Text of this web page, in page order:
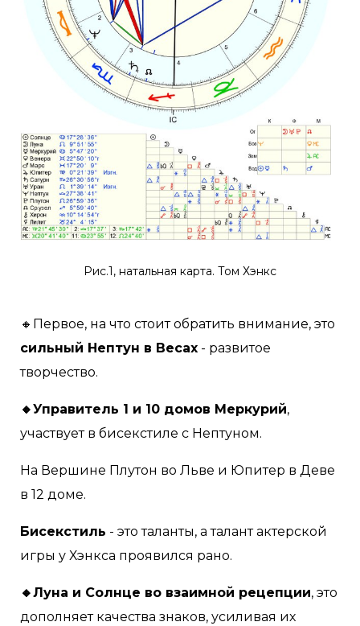
Рис.1, натальная карта. Том Хэнкс
🔸Первое, на что стоит обратить внимание, это
сильный Нептун в Весах - развитое
творчество.
🔸Управитель 1 и 10 домов Меркурий,
участвует в бисекстиле с Нептуном.
На Вершине Плутон во Льве и Юпитер в Деве
в 12 доме.
Бисекстиль - это таланты, а талант актерской
игры у Хэнкса проявился рано.
🔸Луна и Солнце во взаимной рецепции, это
дополняет качества знаков, усиливая их